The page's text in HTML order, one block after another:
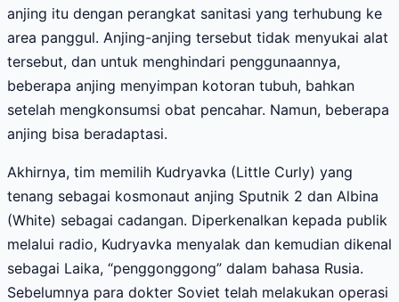
anjing itu dengan perangkat sanitasi yang terhubung ke
area panggul. Anjing-anjing tersebut tidak menyukai alat
tersebut, dan untuk menghindari penggunaannya,
beberapa anjing menyimpan kotoran tubuh, bahkan
setelah mengkonsumsi obat pencahar. Namun, beberapa
anjing bisa beradaptasi.
Akhirnya, tim memilih Kudryavka (Little Curly) yang
tenang sebagai kosmonaut anjing Sputnik 2 dan Albina
(White) sebagai cadangan. Diperkenalkan kepada publik
melalui radio, Kudryavka menyalak dan kemudian dikenal
sebagai Laika, “penggonggong” dalam bahasa Rusia.
Sebelumnya para dokter Soviet telah melakukan operasi